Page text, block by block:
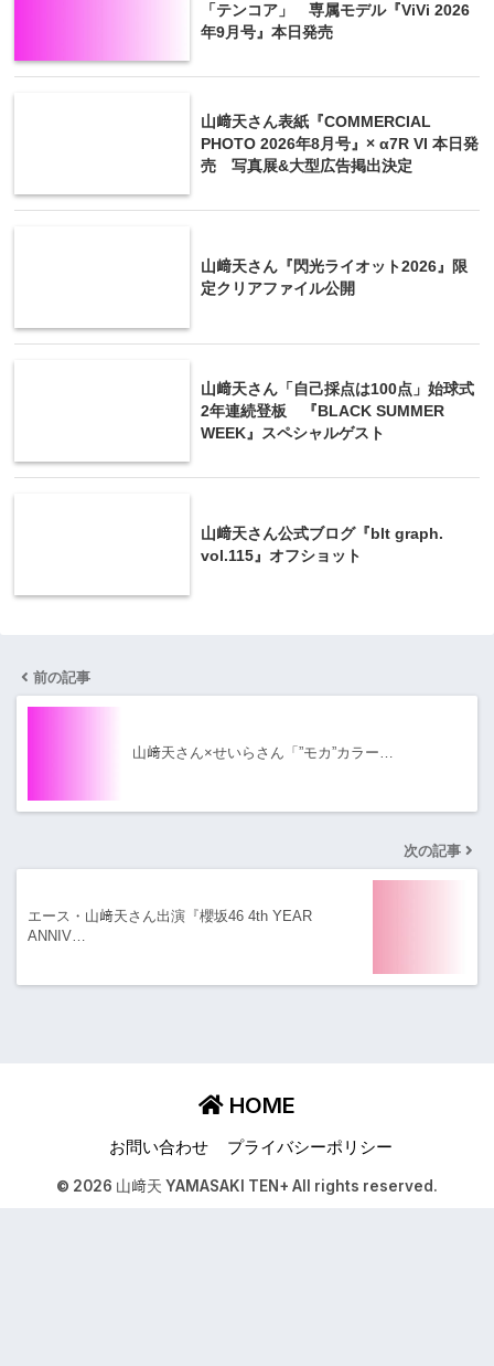
「テンコア」 専属モデル『ViVi 2026
年9月号』本日発売
山﨑天さん表紙『COMMERCIAL
PHOTO 2026年8月号』× α7R VI 本日発
売 写真展&大型広告掲出決定
山﨑天さん『閃光ライオット2026』限
定クリアファイル公開
山﨑天さん「自己採点は100点」始球式
2年連続登板 『BLACK SUMMER
WEEK』スペシャルゲスト
山﨑天さん公式ブログ『blt graph.
vol.115』オフショット
前の記事
山﨑天さん×せいらさん「”モカ”カラー…
次の記事
エース・山﨑天さん出演『櫻坂46 4th YEAR
ANNIV…
HOME
お問い合わせ プライバシーポリシー
© 2026 山﨑天 YAMASAKI TEN+ All rights reserved.